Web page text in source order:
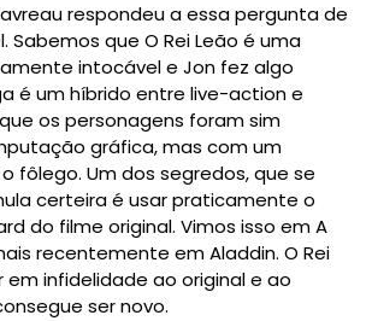
respondeu a essa pergunta de
Sabemos que O Rei Leão é uma
intocável e Jon fez algo
é um híbrido entre live-action e
os personagens foram sim
gráfica, mas com um
fôlego. Um dos segredos, que se
certeira é usar praticamente o
do filme original. Vimos isso em A
recentemente em Aladdin. O Rei
em infidelidade ao original e ao
ser novo.